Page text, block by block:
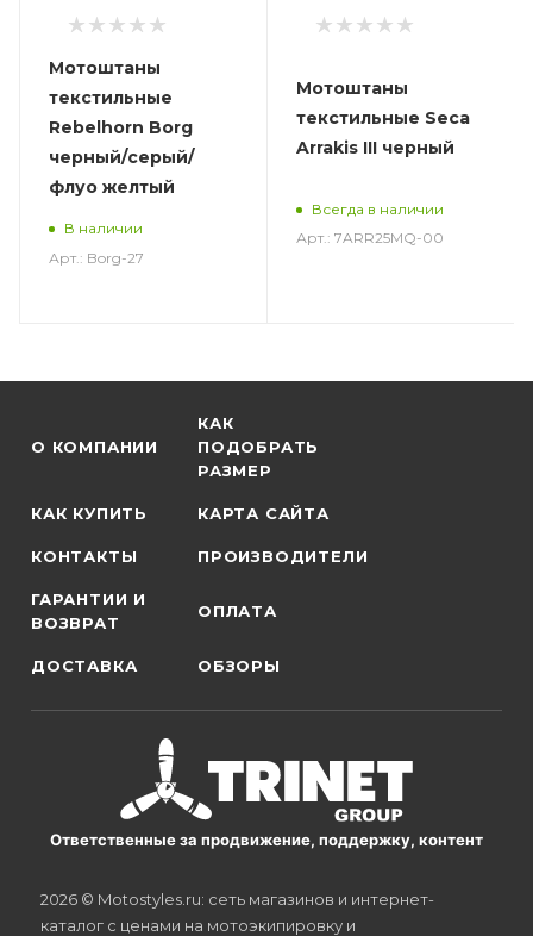
Мотоштаны
текстильные
Rebelhorn Borg
черный/серый/
флуо желтый
В наличии
Арт.: Borg-27
Мотоштаны
текстильные Seca
Arrakis III черный
Всегда в наличии
Арт.: 7ARR25MQ-00
О КОМПАНИИ
КАК
ПОДОБРАТЬ
РАЗМЕР
КАК КУПИТЬ КАРТА САЙТА
КОНТАКТЫ ПРОИЗВОДИТЕЛИ
ГАРАНТИИ И
ВОЗВРАТ
ОПЛАТА
ДОСТАВКА ОБЗОРЫ
Ответственные за продвижение, поддержку, контент
2026 © Motostyles.ru: сеть магазинов и интернет-
каталог с ценами на мотоэкипировку и